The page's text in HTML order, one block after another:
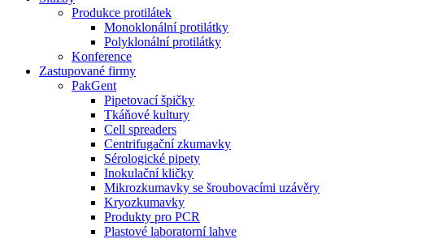
Produkce protilátek
Monoklonální protilátky
Polyklonální protilátky
Konference
Zastupované firmy
PakGent
Pipetovací špičky
Tkáňové kultury
Cell spreaders
Centrifugační zkumavky
Sérologické pipety
Inokulační kličky
Mikrozkumavky se šroubovacími uzávěry
Kryozkumavky
Produkty pro PCR
Plastové laboratorní lahve